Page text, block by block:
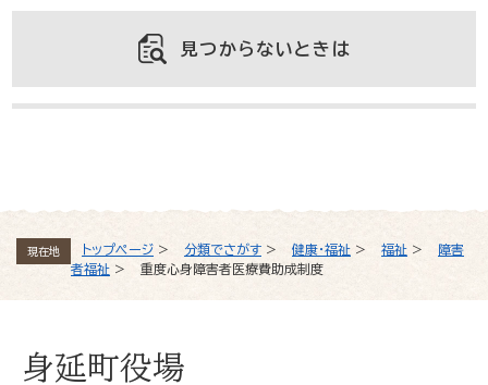
現在地 トップページ > 分類でさがす > 健康・福祉 > 福祉 >
障害
者福祉 > 重度心身障害者医療費助成制度
見つからないときは
身延町役場